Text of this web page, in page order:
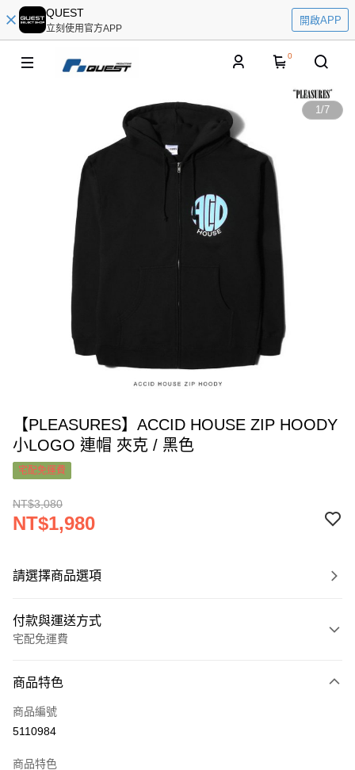
QUEST
立刻使用官方APP
開啟APP
0
1/7
【PLEASURES】ACCID HOUSE ZIP HOODY
小LOGO 連帽 夾克 / 黑色
宅配免運費
NT$3,080
NT$1,980
請選擇商品選項
付款與運送方式
宅配免運費
信用卡一次付款
超商取貨付款
商品特色
商品編號
5110984
商品特色